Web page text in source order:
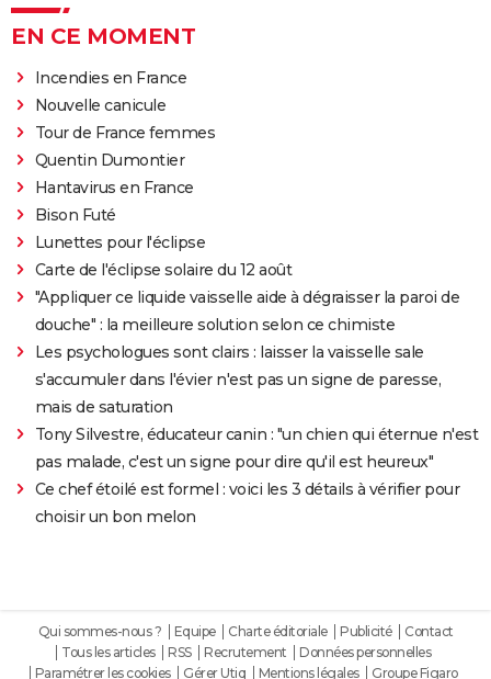
EN CE MOMENT
Incendies en France
Nouvelle canicule
Tour de France femmes
Quentin Dumontier
Hantavirus en France
Bison Futé
Lunettes pour l'éclipse
Carte de l'éclipse solaire du 12 août
"Appliquer ce liquide vaisselle aide à dégraisser la paroi de
douche" : la meilleure solution selon ce chimiste
Les psychologues sont clairs : laisser la vaisselle sale
s'accumuler dans l'évier n'est pas un signe de paresse,
mais de saturation
Tony Silvestre, éducateur canin : "un chien qui éternue n'est
pas malade, c'est un signe pour dire qu'il est heureux"
Ce chef étoilé est formel : voici les 3 détails à vérifier pour
choisir un bon melon
Qui sommes-nous ? Equipe Charte éditoriale Publicité
Contact
Tous les articles
RSS Recrutement
Données personnelles
Paramétrer les cookies
Gérer Utiq Mentions légales Groupe Figaro